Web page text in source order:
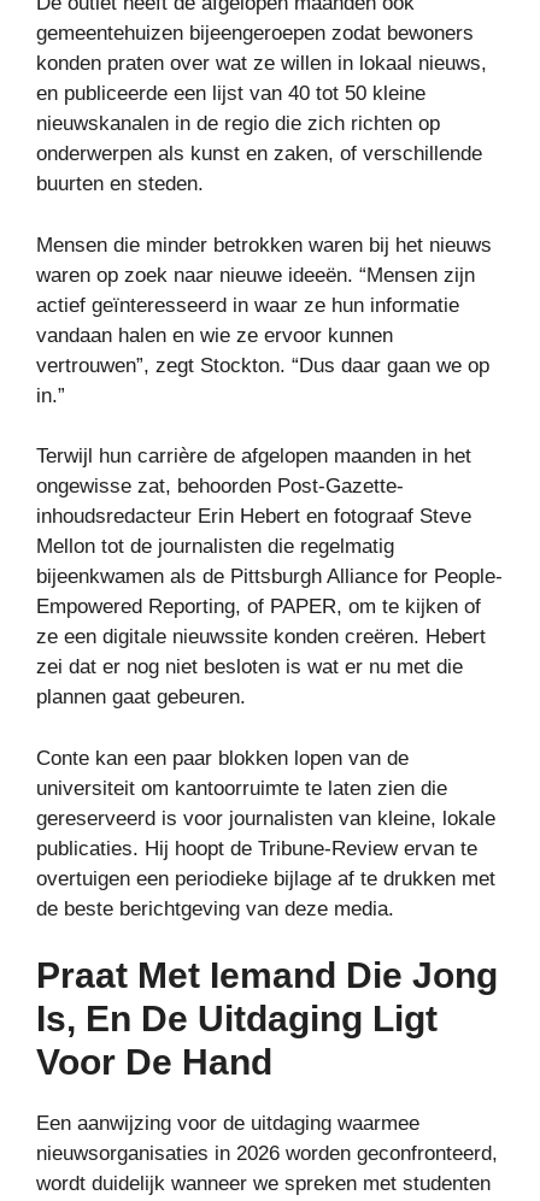
gemeentehuizen bijeengeroepen zodat bewoners
konden praten over wat ze willen in lokaal nieuws,
en publiceerde een lijst van 40 tot 50 kleine
nieuwskanalen in de regio die zich richten op
onderwerpen als kunst en zaken, of verschillende
buurten en steden.
Mensen die minder betrokken waren bij het nieuws
waren op zoek naar nieuwe ideeën. “Mensen zijn
actief geïnteresseerd in waar ze hun informatie
vandaan halen en wie ze ervoor kunnen
vertrouwen”, zegt Stockton. “Dus daar gaan we op
in.”
Terwijl hun carrière de afgelopen maanden in het
ongewisse zat, behoorden Post-Gazette-
inhoudsredacteur Erin Hebert en fotograaf Steve
Mellon tot de journalisten die regelmatig
bijeenkwamen als de Pittsburgh Alliance for People-
Empowered Reporting, of PAPER, om te kijken of
ze een digitale nieuwssite konden creëren. Hebert
zei dat er nog niet besloten is wat er nu met die
plannen gaat gebeuren.
Conte kan een paar blokken lopen van de
universiteit om kantoorruimte te laten zien die
gereserveerd is voor journalisten van kleine, lokale
publicaties. Hij hoopt de Tribune-Review ervan te
overtuigen een periodieke bijlage af te drukken met
de beste berichtgeving van deze media.
Praat Met Iemand Die Jong
Is, En De Uitdaging Ligt
Voor De Hand
Een aanwijzing voor de uitdaging waarmee
nieuwsorganisaties in 2026 worden geconfronteerd,
wordt duidelijk wanneer we spreken met studenten